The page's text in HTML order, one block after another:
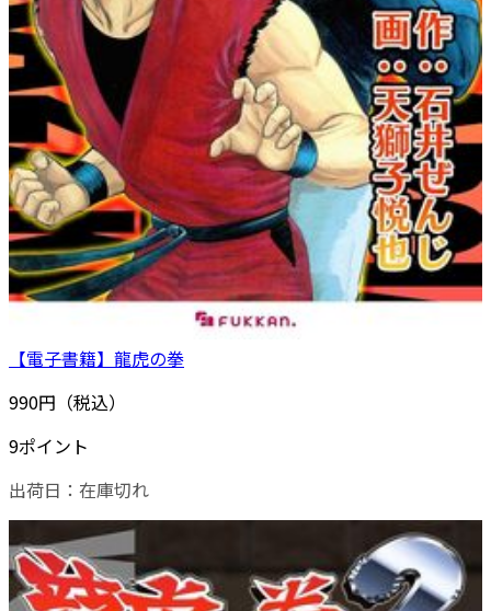
【電子書籍】龍虎の拳
990円（税込）
9ポイント
出荷日： 在庫切れ